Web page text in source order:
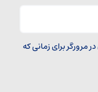
مرورگر برای زمانی که